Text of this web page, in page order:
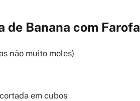
de Banana com Farofa
não muito moles)
em cubos